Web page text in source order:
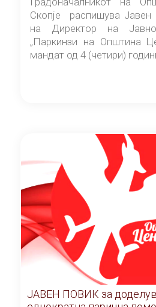
Скопје распишува Јавен
на Директор на
„Паркинзи на Општина
мандат од 4 (четири)
ЈАВЕН ПОВИК за доделување на